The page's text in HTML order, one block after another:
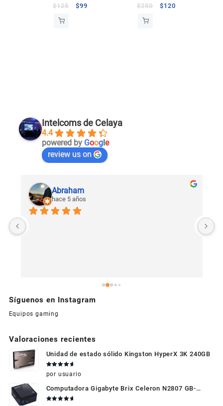
150cm
$125 $99
Hembra a Tipo C
$250 $120
Intelcoms de Celaya
4.4
powered by Google
review us on
Abraham
hace 5 años
Síguenos en Instagram
Equipos gaming
Valoraciones recientes
Unidad de estado sólido Kingston HyperX 3K 240GB
en5 de 5
por usuario
Computadora Gigabyte Brix Celeron N2807 GB-
BXBT-2807 + WIFI + RAM de 4GB + HDD 500gb +